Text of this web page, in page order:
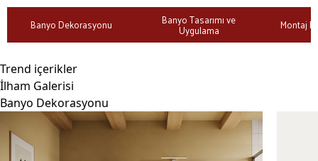
Banyo Dekorasyonu Banyo Tasarımı ve
Uygulama Montaj
Trend içerikler
İlham Galerisi
Banyo Dekorasyonu